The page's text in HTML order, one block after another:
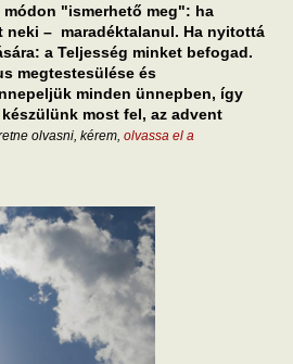
"ismerhető meg": ha
neki – maradéktalanul. Ha nyitottá
a Teljesség minket befogad.
megtestesülése és
minden ünnepben, így
most fel, az advent
olvasni, kérem, olvassa el a